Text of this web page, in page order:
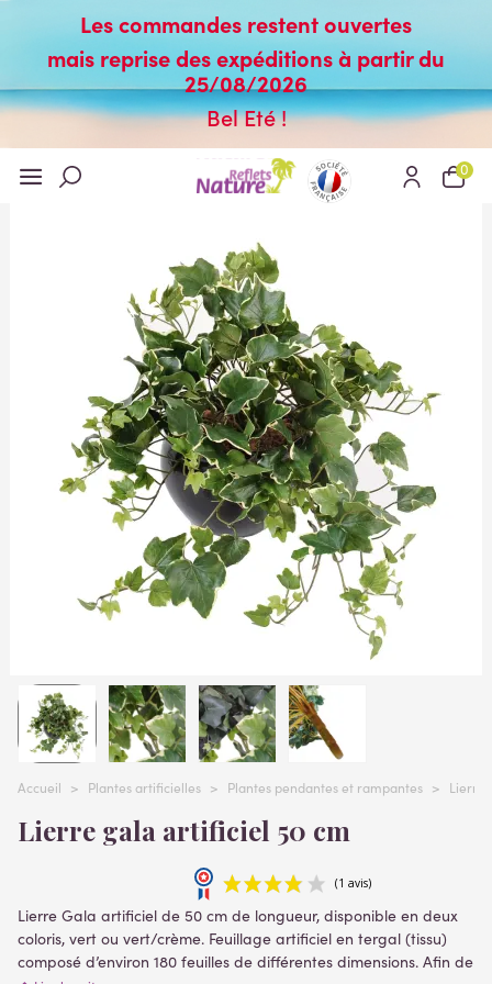
Les commandes restent ouvertes
mais reprise des expéditions à partir du
25/08/2026
Bel Eté !
0
Accueil > Plantes artificielles > Plantes pendantes et rampantes > Lierre
Lierre gala artificiel 50 cm
Lierre Gala artificiel de 50 cm de longueur, disponible en deux
coloris, vert ou vert/crème. Feuillage artificiel en tergal (tissu)
composé d’environ 180 feuilles de différentes dimensions. Afin de